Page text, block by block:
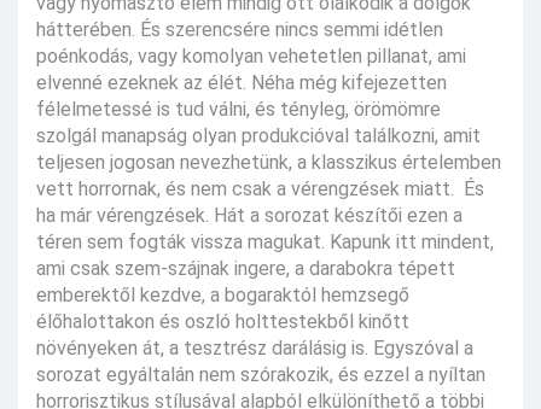
hátterében. És szerencsére nincs semmi idétlen
poénkodás, vagy komolyan vehetetlen pillanat, ami
elvenné ezeknek az élét. Néha még kifejezetten
félelmetessé is tud válni, és tényleg, örömömre
szolgál manapság olyan produkcióval találkozni, amit
teljesen jogosan nevezhetünk, a klasszikus értelemben
vett horrornak, és nem csak a vérengzések miatt. És
ha már vérengzések. Hát a sorozat készítői ezen a
téren sem fogták vissza magukat. Kapunk itt mindent,
ami csak szem-szájnak ingere, a darabokra tépett
emberektől kezdve, a bogaraktól hemzsegő
élőhalottakon és oszló holttestekből kinőtt
növényeken át, a tesztrész darálásig is. Egyszóval a
sorozat egyáltalán nem szórakozik, és ezzel a nyíltan
horrorisztikus stílusával alapból elkülöníthető a többi